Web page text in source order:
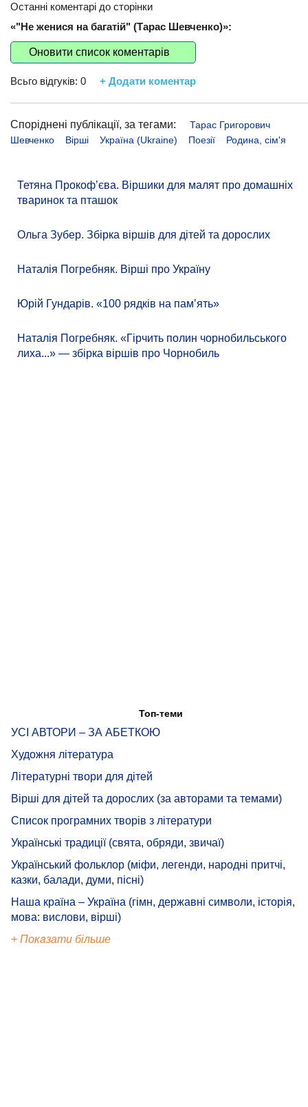
Останні коментарі до сторінки
«"Не женися на багатій" (Тарас Шевченко)»:
Оновити список коментарів
Всьго відгуків: 0 + Додати коментар
Споріднені публікації, за тегами:
Тарас Григорович
Шевченко
Вірші Україна (Ukraine) Поезії Родина, сім'я
Тетяна Прокоф’єва. Віршики для малят про домашніх
тваринок та пташок
Ольга Зубер. Збірка віршів для дітей та дорослих
Наталія Погребняк. Вірші про Україну
Юрій Гундарів. «100 рядків на памʼять»
Наталія Погребняк. «Гірчить полин чорнобильського
лиха...» — збірка віршів про Чорнобиль
Топ-теми
УСІ АВТОРИ – ЗА АБЕТКОЮ
Художня література
Літературні твори для дітей
Вірші для дітей та дорослих (за авторами та темами)
Список програмних творів з літератури
Українські традиції (свята, обряди, звичаї)
Український фольклор (міфи, легенди, народні притчі,
казки, балади, думи, пісні)
Наша країна – Україна (гімн, державні символи, історія,
мова: вислови, вірші)
+ Показати більше